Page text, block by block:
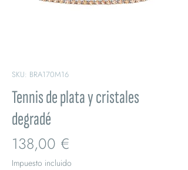
SKU: BRA170M16
Tennis de plata y cristales
degradé
138,00 €
Impuesto incluido